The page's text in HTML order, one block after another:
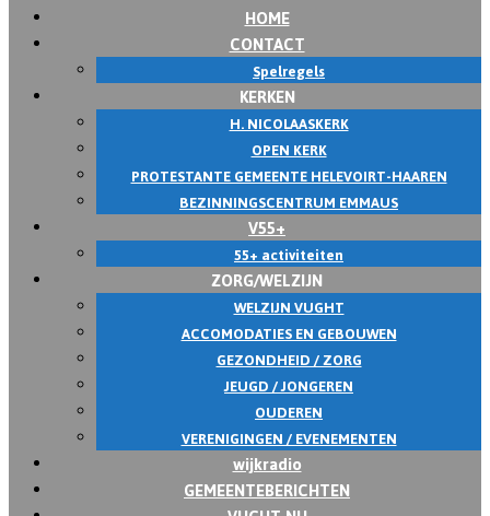
HOME
CONTACT
Spelregels
KERKEN
H. NICOLAASKERK
OPEN KERK
PROTESTANTE GEMEENTE HELEVOIRT-HAAREN
BEZINNINGSCENTRUM EMMAUS
V55+
55+ activiteiten
ZORG/WELZIJN
WELZIJN VUGHT
ACCOMODATIES EN GEBOUWEN
GEZONDHEID / ZORG
JEUGD / JONGEREN
OUDEREN
VERENIGINGEN / EVENEMENTEN
wijkradio
GEMEENTEBERICHTEN